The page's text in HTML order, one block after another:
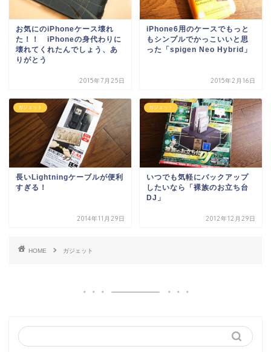
お気にのiPhoneケース壊れ
た！！ iPhoneの身代わりに
壊れてくれたんでしょう、あ
りがとう
2015年7月25日
iPhone6用のケースでもっと
もシンプルでかっこいいと思
った「spigen Neo Hybrid」
2015年2月16日
ガジェット
長いLightningケーブルが便利
すぎる！
2014年11月29日
ガジェット
いつでも気軽にバックアップ
したいなら「裸族のお立ち台
DJ」
2012年12月29日
HOME ガジェット